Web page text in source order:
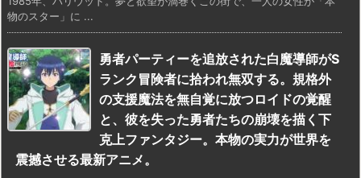
物のスター」に ...
勇者パーティーを追放された白魔導師がS
ランク冒険者に拾われ無双する。規格外
の支援魔法を無自覚に放つロイドの覚醒
と、彼を失った勇者たちの崩壊を描く下
克上ファンタジー。本物の実力が世界を
震撼させる最新アニメ。